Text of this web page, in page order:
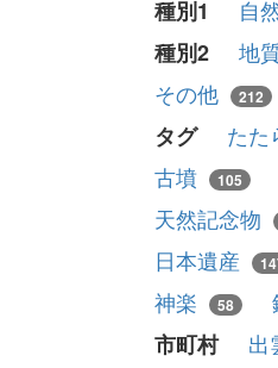
種別1 自
種別2 地
その他 212
タグ たた
古墳 105
天然記念物
日本遺産
神楽
58
市町村 出